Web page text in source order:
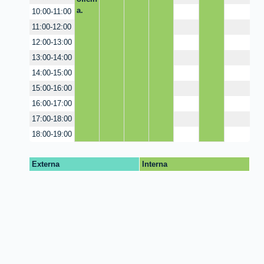
a.
10:00-11:00
11:00-12:00
12:00-13:00
13:00-14:00
14:00-15:00
15:00-16:00
16:00-17:00
17:00-18:00
18:00-19:00
Externa Interna